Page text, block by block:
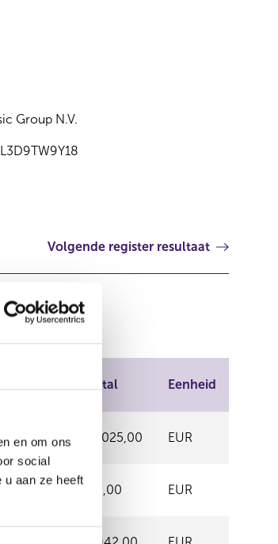
en om ons
social
u aan ze heeft
Group N.V.
Volgende register resultaat
Aantal Eenheid
19,13 114.025,00 EUR
19,11 948,00 EUR